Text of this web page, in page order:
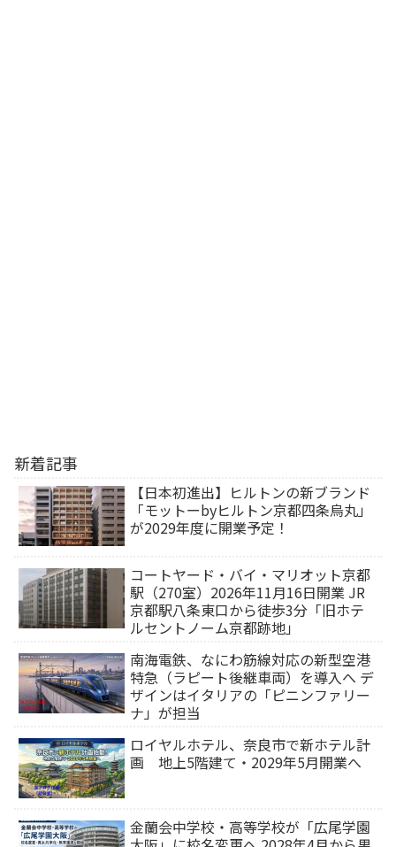
新着記事
【日本初進出】ヒルトンの新ブランド
「モットーbyヒルトン京都四条烏丸」
が2029年度に開業予定！
コートヤード・バイ・マリオット京都
駅（270室）2026年11月16日開業 JR
京都駅八条東口から徒歩3分「旧ホテ
ルセントノーム京都跡地」
南海電鉄、なにわ筋線対応の新型空港
特急（ラピート後継車両）を導入へ デ
ザインはイタリアの「ピニンファリー
ナ」が担当
ロイヤルホテル、奈良市で新ホテル計
画 地上5階建て・2029年5月開業へ
金蘭会中学校・高等学校が「広尾学園